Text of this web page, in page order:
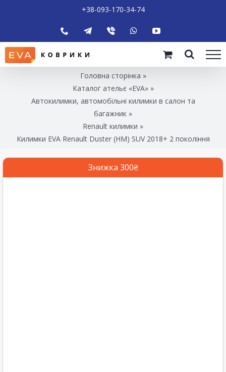
+38-093-170-34-74
Головна сторінка »
Каталог ательє «EVA»»
Автокилимки, автомобільні килимки в салон та
багажник »
Renault килимки »
Килимки EVA Renault Duster (HM) SUV 2018+ 2 покоління
Знижка 300₴